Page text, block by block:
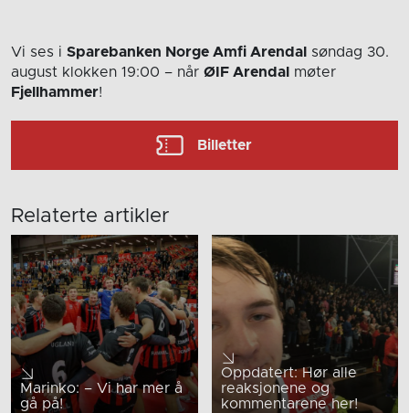
Vi ses i Sparebanken Norge Amfi Arendal
søndag 30.
august klokken 19:00 – når ØIF Arendal
møter
Fjellhammer!
Billetter
Relaterte artikler
Marinko: – Vi har mer å
gå på!
Oppdatert: Hør alle
reaksjonene og
kommentarene her!